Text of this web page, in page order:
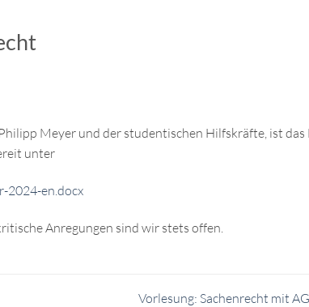
Meyer und der studentischen Hilfskräfte, ist das
unter
en.docx
Anregungen sind wir stets offen.
Vorlesung: Sachenrecht mit AG